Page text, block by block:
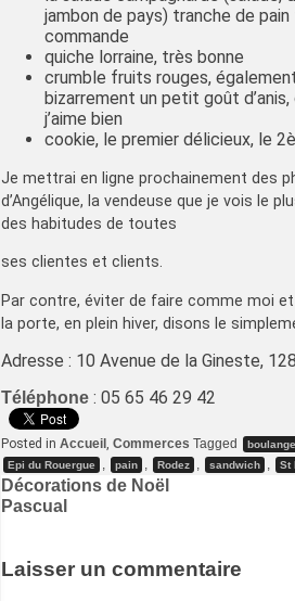
jambon de pays) tranche de
commande
quiche lorraine, très bonne
crumble fruits rouges,
bizarrement un petit goût
j’aime bien
cookie, le premier délicieux, le
Je mettrai en ligne prochainement des
d’Angélique, la vendeuse que je vois le
des habitudes de toutes
ses clientes et clients.
Par contre, éviter de faire comme moi
la porte, en plein hiver, disons le
Adresse : 10 Avenue de la Gineste,
Téléphone : 05 65 46 29 42
Posted in Accueil Commerces Tagged
Epi du Rouergue pain Rodez sandwich St
Navigation
de
Décorations de Noël
Pascual
Laisser un commentaire